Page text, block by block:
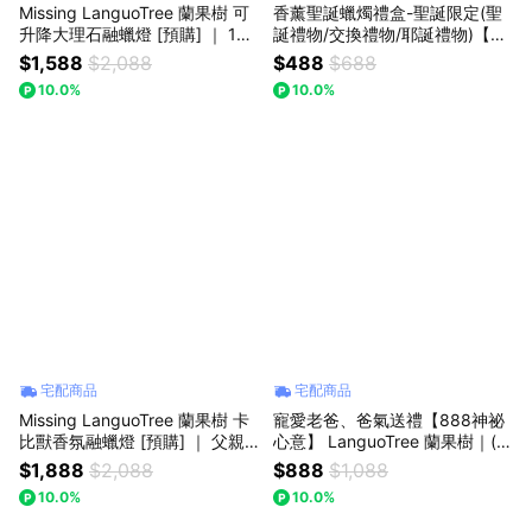
Missing LanguoTree 蘭果樹 可
升降大理石融蠟燈 [預購] ｜ 131
4 七夕禮物 / 情人節禮物 / 父親
節/生日禮物
$1,588 $2,088
10.0%
香薰聖誕蠟燭禮盒-聖誕限定(聖
誕禮物/交換禮物/耶誕禮物)【La
nguoTree蘭果樹】
$488 $688
10.0%
宅配商品
Missing LanguoTree 蘭果樹 卡
比獸香氛融蠟燈 [預購] ｜ 父親
節禮物 / 七夕情人節禮物 / 生日
禮物
$1,888 $2,088
10.0%
宅配商品
寵愛老爸、爸氣送禮【888神祕
心意】 LanguoTree 蘭果樹｜(迷
你青古銅小夜燈/融蠟燈) 耶誕節
禮物/交換禮物/生日禮物)
$888 $1,088
10.0%